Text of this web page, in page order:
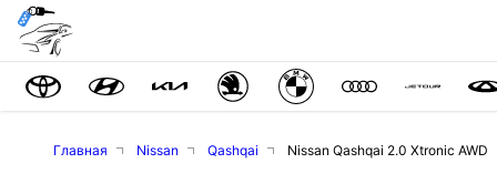
Главная Nissan Qashqai Nissan Qashqai 2.0 Xtronic AWD